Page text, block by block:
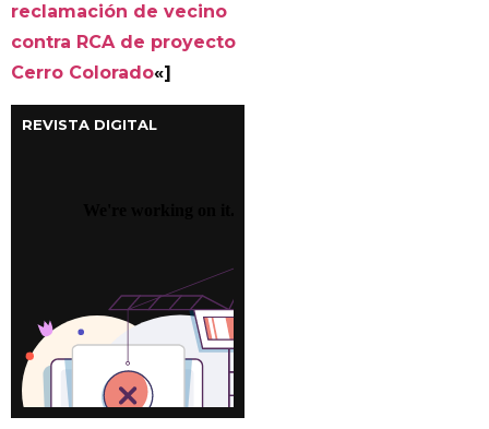
reclamación de vecino
contra RCA de proyecto
Cerro Colorado«]
REVISTA DIGITAL